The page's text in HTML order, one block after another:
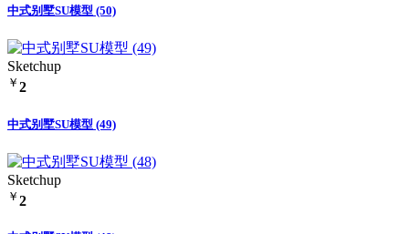
中式别墅SU模型 (50)
Sketchup
￥ 2
中式别墅SU模型 (49)
Sketchup
￥ 2